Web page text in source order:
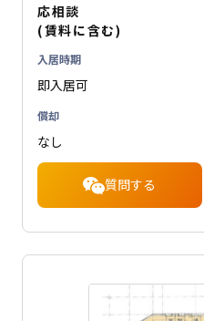
応相談
(賃料に含む)
入居時期
即入居可
償却
なし
質問する